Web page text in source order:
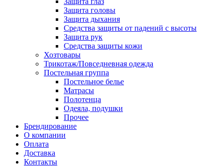
Защита головы
Защита дыхания
Средства защиты от падений с высоты
Защита рук
Средства защиты кожи
Хозтовары
Трикотаж/Повседневная одежда
Постельная группа
Постельное белье
Матрасы
Полотенца
Одеяла, подушки
Прочее
Брендирование
О компании
Оплата
Доставка
Контакты